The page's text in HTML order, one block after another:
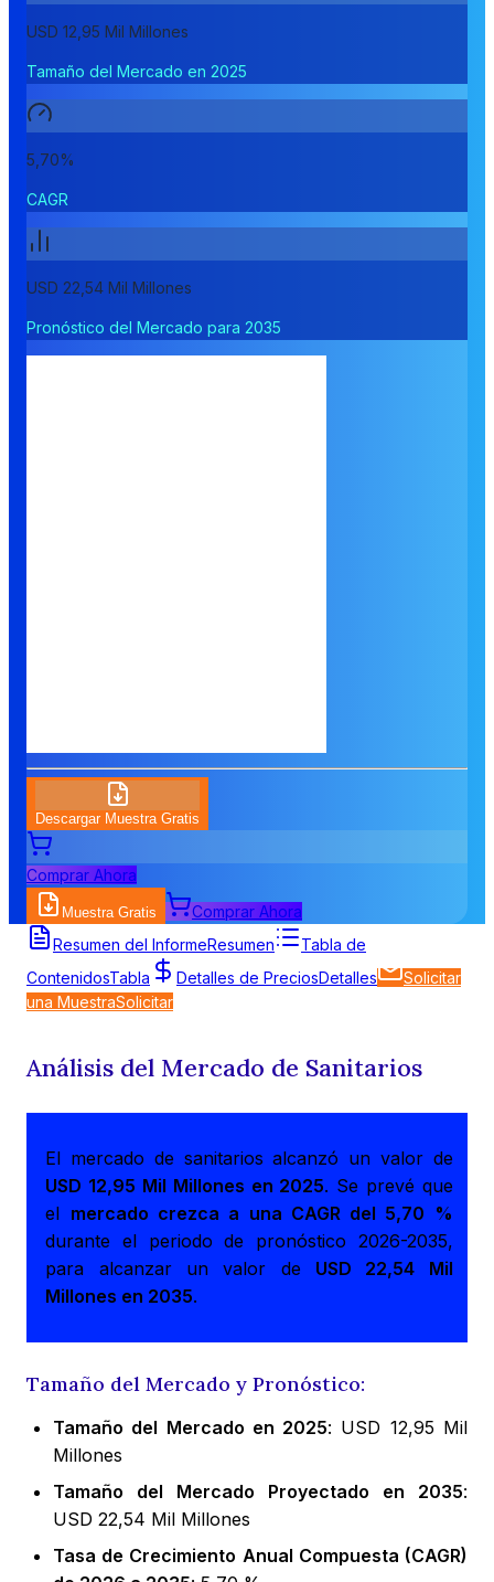
USD 12,95 Mil Millones
Tamaño del Mercado en 2025
5,70%
CAGR
USD 22,54 Mil Millones
Pronóstico del Mercado para 2035
Descargar Muestra Gratis
Comprar Ahora
Muestra Gratis
Comprar Ahora
Resumen del InformeResumen
Tabla de
ContenidosTabla Detalles de PreciosDetalles
Solicitar
una MuestraSolicitar
Análisis del Mercado de Sanitarios
El mercado de sanitarios alcanzó un valor de
USD 12,95 Mil Millones en 2025. Se prevé que
el mercado crezca a una CAGR del 5,70 %
durante el periodo de pronóstico 2026-2035,
para alcanzar un valor de USD 22,54 Mil
Millones en 2035.
Tamaño del Mercado y Pronóstico:
Tamaño del Mercado en 2025: USD 12,95 Mil
Millones
Tamaño del Mercado Proyectado en 2035:
USD 22,54 Mil Millones
Tasa de Crecimiento Anual Compuesta (CAGR)